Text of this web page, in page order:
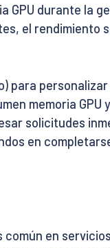
GPU durante la
el rendimiento
para personalizar
memoria GPU
solicitudes
en
en servicios